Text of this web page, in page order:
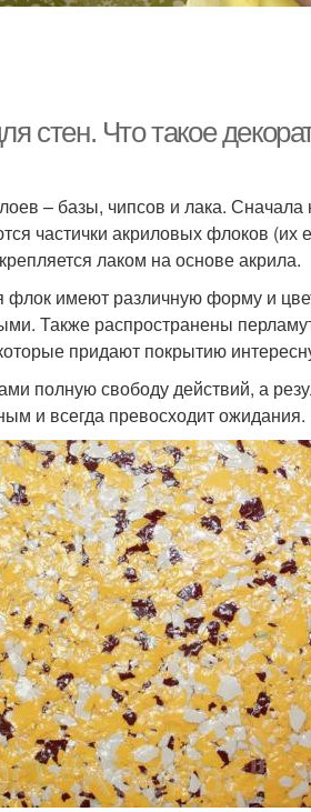
стен. Что такое
– базы, чипсов и лака.
частички акриловых флоков
лаком на основе акрила.
флок имеют различную форму и
Также распространены
придают покрытию
полную свободу действий, а
и всегда превосходит ожидания.